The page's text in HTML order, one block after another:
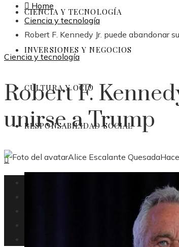
CIENCIA Y TECNOLOGÍA
INVERSIONES Y NEGOCIOS
CULTURA Y OCIO
RESPONSABILIDAD SOCIAL
Home
Ciencia y tecnología
Robert F. Kennedy Jr. puede abandonar
Ciencia y tecnología
Robert F.
unirse a Trump
Alice Escalante Quesada